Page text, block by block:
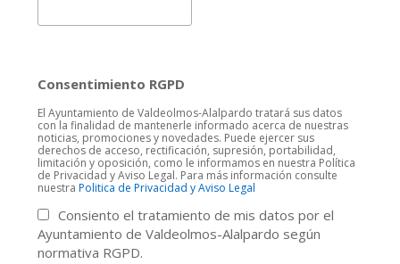
Consentimiento RGPD
El Ayuntamiento de Valdeolmos-Alalpardo tratará sus datos
con la finalidad de mantenerle informado acerca de nuestras
noticias, promociones y novedades. Puede ejercer sus
derechos de acceso, rectificación, supresión, portabilidad,
limitación y oposición, como le informamos en nuestra Política
de Privacidad y Aviso Legal. Para más información consulte
nuestra Politica de Privacidad y Aviso Legal
Consiento el tratamiento de mis datos por el
Ayuntamiento de Valdeolmos-Alalpardo según
normativa RGPD.